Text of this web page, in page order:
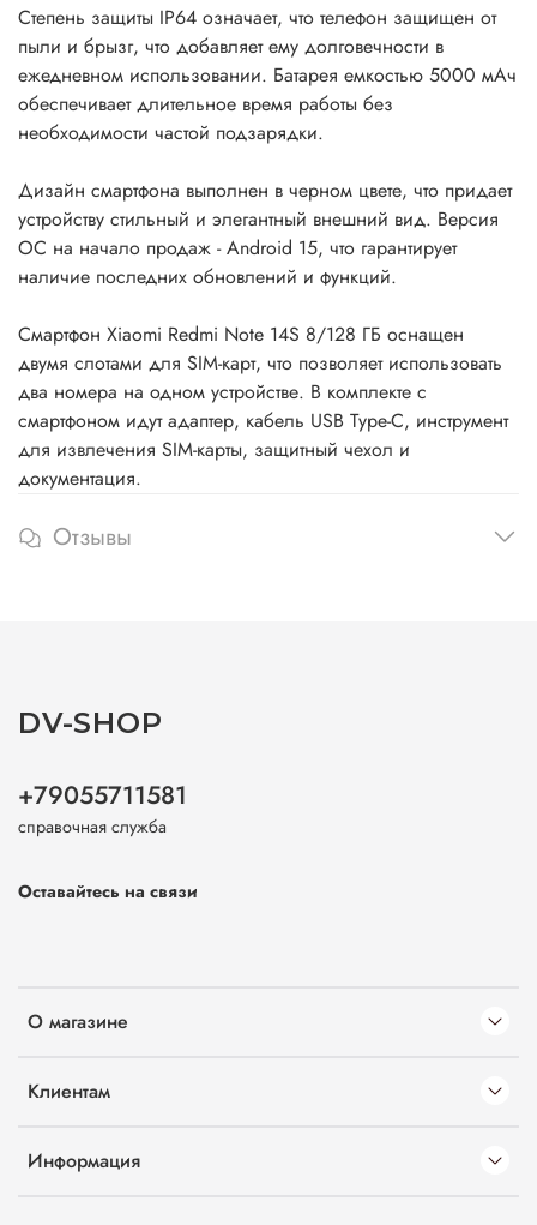
Степень защиты IP64 означает, что телефон защищен от
пыли и брызг, что добавляет ему долговечности в
ежедневном использовании. Батарея емкостью 5000 мАч
обеспечивает длительное время работы без
необходимости частой подзарядки.
Дизайн смартфона выполнен в черном цвете, что придает
устройству стильный и элегантный внешний вид. Версия
ОС на начало продаж - Android 15, что гарантирует
наличие последних обновлений и функций.
Смартфон Xiaomi Redmi Note 14S 8/128 ГБ оснащен
двумя слотами для SIM-карт, что позволяет использовать
два номера на одном устройстве. В комплекте с
смартфоном идут адаптер, кабель USB Type-C, инструмент
для извлечения SIM-карты, защитный чехол и
документация.
Отзывы
О магазине
Клиентам
Информация
DV-SHOP
+79055711581
справочная служба
Оставайтесь на связи